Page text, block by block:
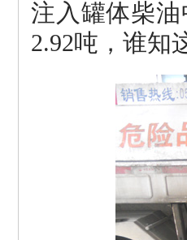
注入罐体柴
2.92吨，谁知